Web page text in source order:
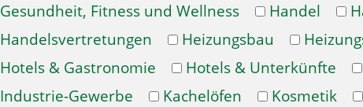
Gesundheit, Fitness und Wellness
Handel
Handelsvertretungen
Heizungsbau
Hotels & Gastronomie
Hotels & Unterkünfte
Industrie-Gewerbe
Kachelöfen Kosmetik